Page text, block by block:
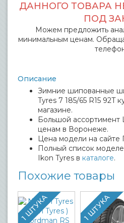
ДАННОГО ТОВАРА
ПОД
Можем предложить
минимальным ценам.
Описание
Зимние шипованные
Tyres 7 185/65 R15 92T
магазине.
Большой
ценам в Воронеже.
Цена модели на сайте
Полный список
Ikon Tyres в каталоге.
Похожие товары
1 ШТУКА 1 ШТУКА